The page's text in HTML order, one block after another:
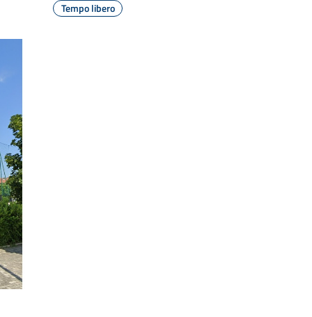
Tempo libero